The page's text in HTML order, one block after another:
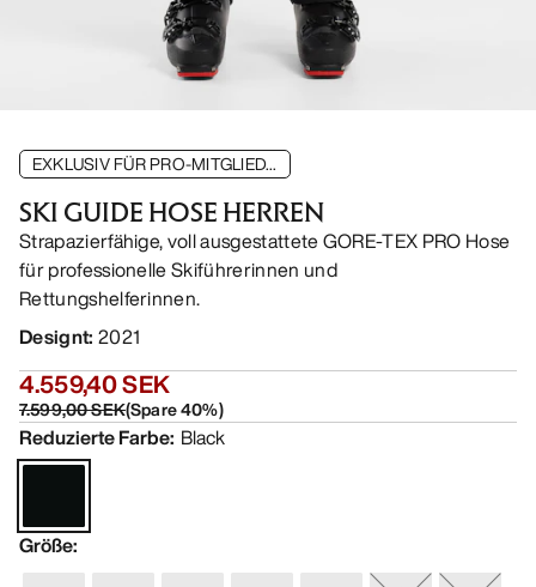
EXKLUSIV FÜR PRO-MITGLIED...
SKI GUIDE HOSE HERREN
Strapazierfähige, voll ausgestattete GORE-TEX PRO Hose
für professionelle Skiführerinnen und
Rettungshelferinnen.
Designt: 2021
4.559,40 SEK
7.599,00 SEK(Spare40%)
Reduzierte Farbe: Black
Größe: